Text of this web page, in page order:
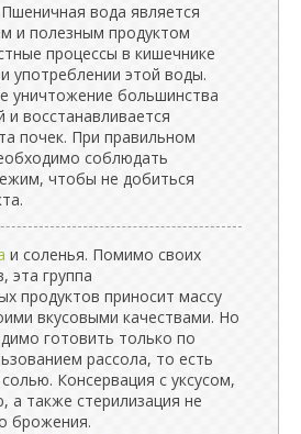
вода является
и полезным продуктом
процессы в кишечнике
употреблении этой воды.
уничтожение большинства
и восстанавливается
почек. При правильном
соблюдать
чтобы не добиться
и соленья. Помимо своих
эта группа
продуктов приносит массу
вкусовыми качествами. Но
готовить только по
рассола, то есть
Консервация с уксусом,
а также стерилизация не
брожения.